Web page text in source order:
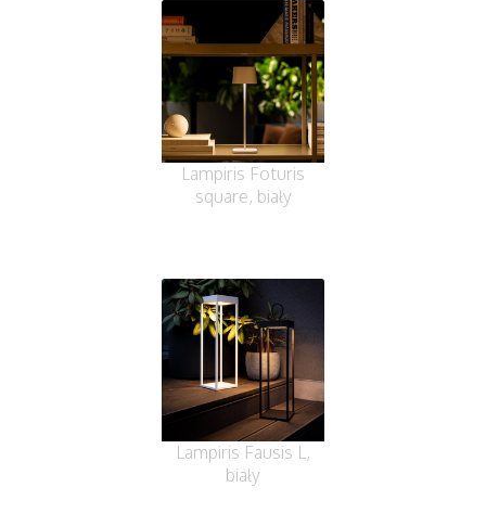
Lampiris Foturis
square, biały
Lampiris Fausis L,
biały